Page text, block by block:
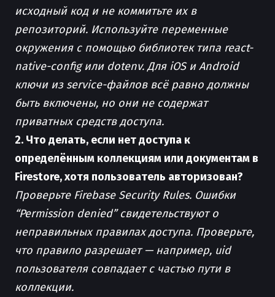
исходный код и не коммитьте их в
репозиторий. Используйте переменные
окружения с помощью библиотек типа react-
native-config или dotenv. Для iOS и Android
ключи из service-файлов всё равно должны
быть включены, но они не содержат
приватных средств доступа.
2. Что делать, если нет доступа к
определённым коллекциям или документам в
Firestore, хотя пользователь авторизован?
Проверьте Firebase Security Rules. Ошибки
“Permission denied” свидетельствуют о
неправильных правилах доступа. Проверьте,
что правило разрешает — например, uid
пользователя совпадает с частью пути в
коллекции.